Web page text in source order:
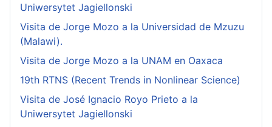
Uniwersytet Jagiellonski
Visita de Jorge Mozo a la Universidad de Mzuzu
(Malawi).
Visita de Jorge Mozo a la UNAM en Oaxaca
19th RTNS (Recent Trends in Nonlinear Science)
Visita de José Ignacio Royo Prieto a la
Uniwersytet Jagiellonski